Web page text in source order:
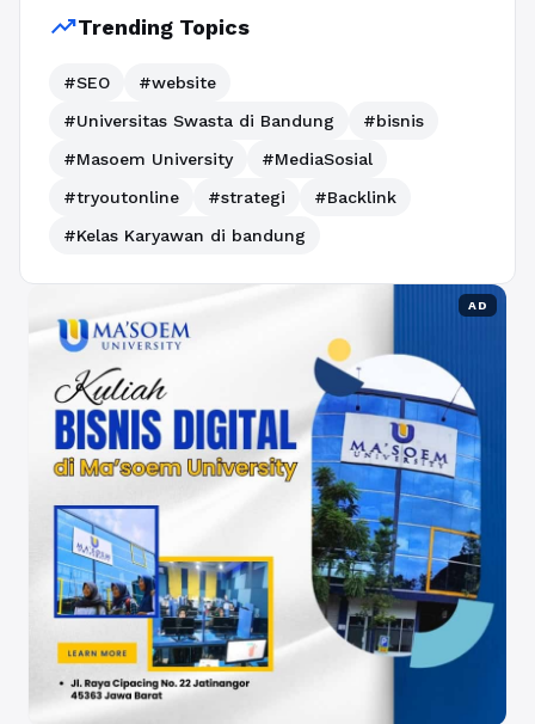
trending_upTrending Topics
#SEO
#website
#Universitas Swasta di Bandung
#bisnis
#Masoem University
#MediaSosial
#tryoutonline
#strategi
#Backlink
#Kelas Karyawan di bandung
AD